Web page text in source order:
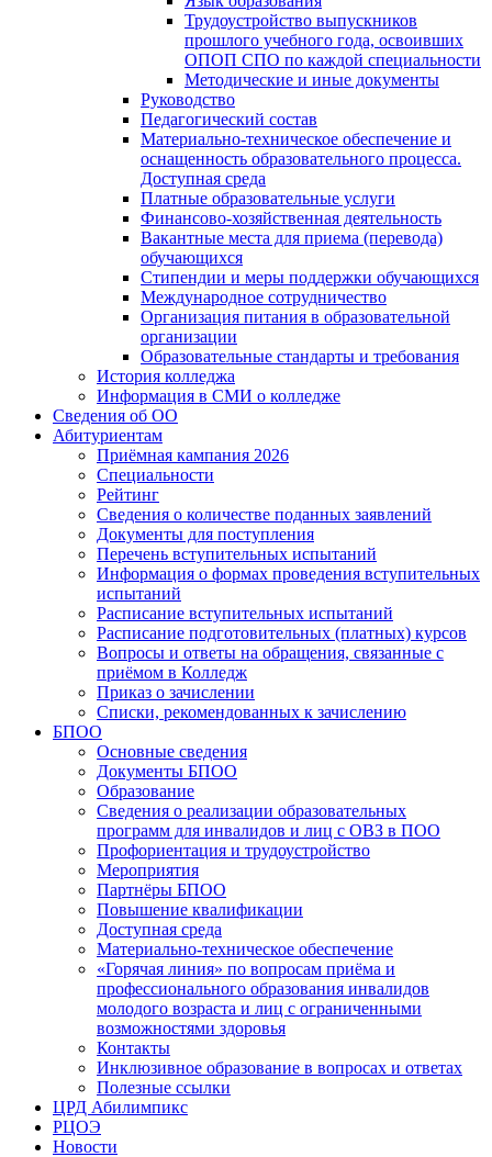
Трудоустройство выпускников
прошлого учебного года, освоивших
ОПОП СПО по каждой специальности
Методические и иные документы
Руководство
Педагогический состав
Материально-техническое обеспечение и
оснащенность образовательного процесса.
Доступная среда
Платные образовательные услуги
Финансово-хозяйственная деятельность
Вакантные места для приема (перевода)
обучающихся
Стипендии и меры поддержки обучающихся
Международное сотрудничество
Организация питания в образовательной
организации
Образовательные стандарты и требования
История колледжа
Информация в СМИ о колледже
Сведения об ОО
Абитуриентам
Приёмная кампания 2026
Специальности
Рейтинг
Сведения о количестве поданных заявлений
Документы для поступления
Перечень вступительных испытаний
Информация о формах проведения вступительных
испытаний
Расписание вступительных испытаний
Расписание подготовительных (платных) курсов
Вопросы и ответы на обращения, связанные с
приёмом в Колледж
Приказ о зачислении
Списки, рекомендованных к зачислению
БПОО
Основные сведения
Документы БПОО
Образование
Сведения о реализации образовательных
программ для инвалидов и лиц с ОВЗ в ПОО
Профориентация и трудоустройство
Мероприятия
Партнёры БПОО
Повышение квалификации
Доступная среда
Материально-техническое обеспечение
«Горячая линия» по вопросам приёма и
профессионального образования инвалидов
молодого возраста и лиц с ограниченными
возможностями здоровья
Контакты
Инклюзивное образование в вопросах и ответах
Полезные ссылки
ЦРД Абилимпикс
РЦОЭ
Новости